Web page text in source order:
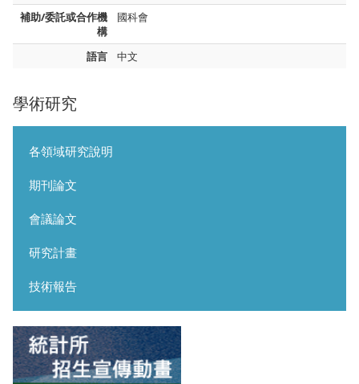
學術研究
各領域研究說明
期刊論文
會議論文
研究計畫
技術報告
補助/委託或合作機
構
國科會
語言 中文